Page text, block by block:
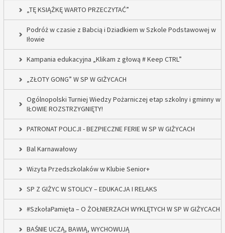
„TĘ KSIĄŻKĘ WARTO PRZECZYTAĆ”
Podróż w czasie z Babcią i Dziadkiem w Szkole Podstawowej w
Iłowie
Kampania edukacyjna „Klikam z głową # Keep CTRL”
„ZŁOTY GONG” W SP W GIŻYCACH
Ogólnopolski Turniej Wiedzy Pożarniczej etap szkolny i gminny w
IŁOWIE ROZSTRZYGNIĘTY!
PATRONAT POLICJI - BEZPIECZNE FERIE W SP W GIŻYCACH
Bal Karnawałowy
Wizyta Przedszkolaków w Klubie Senior+
SP Z GIŻYC W STOLICY – EDUKACJA I RELAKS
#SzkołaPamięta – O ŻOŁNIERZACH WYKLĘTYCH W SP W GIŻYCACH
BAŚNIE UCZĄ, BAWIĄ, WYCHOWUJĄ